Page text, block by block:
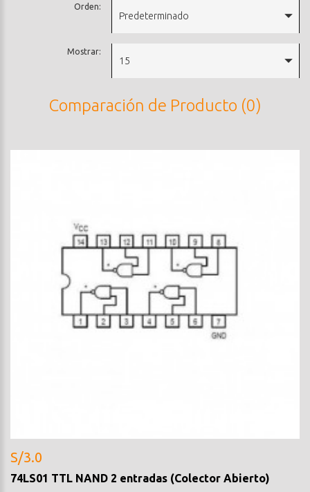
Orden:
Predeterminado
Mostrar:
15
Comparación de Producto (0)
S/3.0
74LS01 TTL NAND 2 entradas (Colector Abierto)